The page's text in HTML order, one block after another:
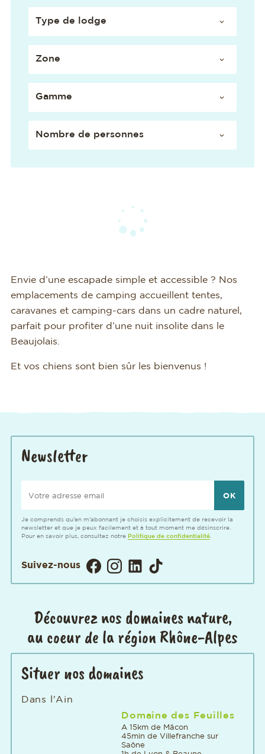
Envie d’une escapade simple et accessible ? Nos
emplacements de camping accueillent tentes,
caravanes et camping-cars dans un cadre naturel,
parfait pour profiter d’une nuit insolite dans le
Beaujolais.
Et vos chiens sont bien sûr les bienvenus !
Newsletter
Je comprends qu'en m'abonnant je choisis explicitement de recevoir la
newsletter et que je peux facilement et à tout moment me désinscrire.
Pour en savoir plus, consultez notre Politique de confidentialité.
Suivez-nous
Visitez notre page Facebook.
Visitez notre Instagram.
Visitez notre page
Visitez notre page
Découvrez nos domaines nature,
au coeur de la région Rhône-Alpes
Situer nos domaines
Dans l'Ain
Domaine des Feuilles
A 15km de Mâcon
45min de Villefranche sur
Saône